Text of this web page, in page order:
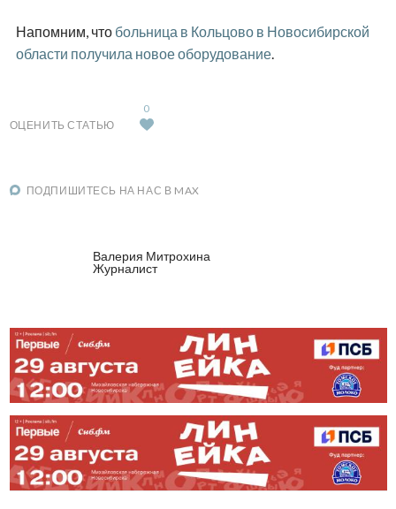
Напомним, что больница в Кольцово в Новосибирской
области получила новое оборудование.
ОЦЕНИТЬ СТАТЬЮ
0
ПОДПИШИТЕСЬ НА НАС В MAX
Валерия Митрохина
Журналист